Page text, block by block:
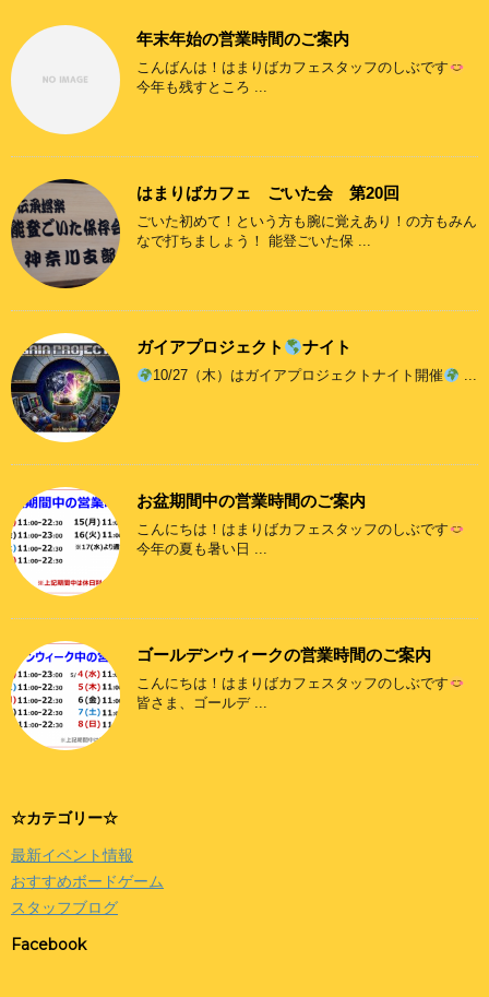
年末年始の営業時間のご案内
こんばんは！はまりばカフェスタッフのしぶです
今年も残すところ ...
はまりばカフェ ごいた会 第20回
ごいた初めて！という方も腕に覚えあり！の方もみん
なで打ちましょう！ 能登ごいた保 ...
ガイアプロジェクト ナイト
10/27（木）はガイアプロジェクトナイト開催 ...
お盆期間中の営業時間のご案内
こんにちは！はまりばカフェスタッフのしぶです
今年の夏も暑い日 ...
ゴールデンウィークの営業時間のご案内
こんにちは！はまりばカフェスタッフのしぶです
皆さま、ゴールデ ...
☆カテゴリー☆
最新イベント情報
おすすめボードゲーム
スタッフブログ
Facebook